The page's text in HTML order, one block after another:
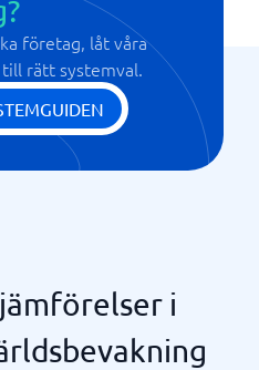
företag, låt våra
rätt systemval.
i